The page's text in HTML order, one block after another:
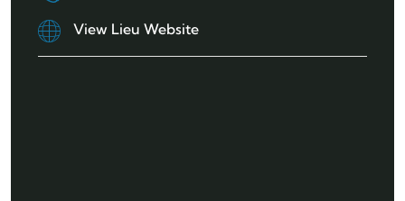
View Lieu Website